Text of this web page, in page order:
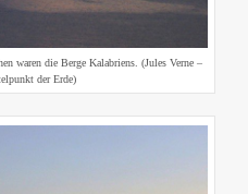
waren die Berge Kalabriens. (Jules Verne –
der Erde)